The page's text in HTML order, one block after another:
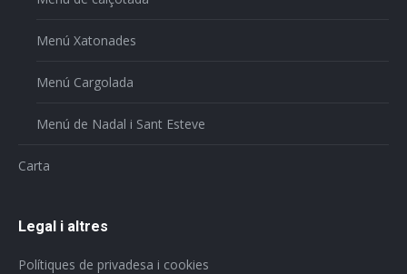
Menú Xatonades
Menú Cargolada
Menú de Nadal i Sant Esteve
Carta
Legal i altres
Polítiques de privadesa i cookies